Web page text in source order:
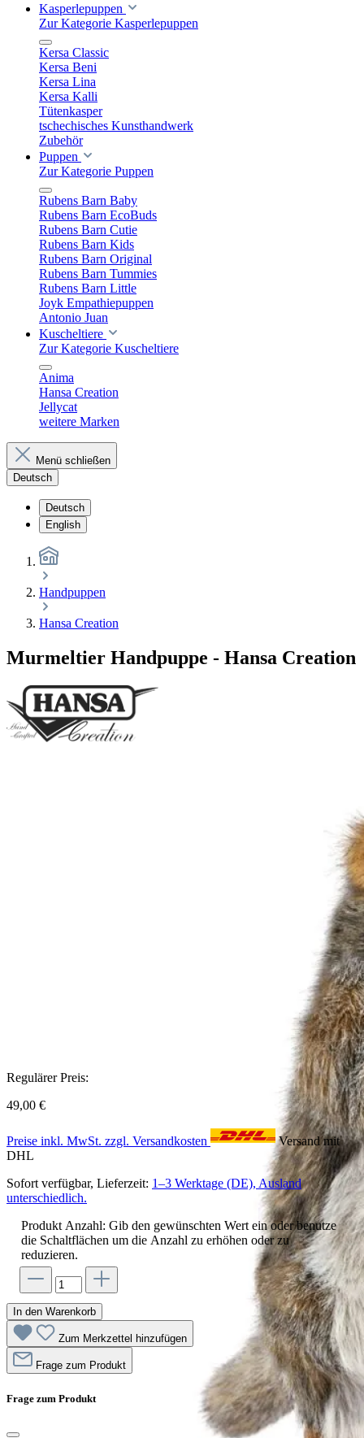
Kasperlepuppen
Zur Kategorie Kasperlepuppen
Kersa Classic
Kersa Beni
Kersa Lina
Kersa Kalli
Tütenkasper
tschechisches Kunsthandwerk
Zubehör
Puppen
Zur Kategorie Puppen
Rubens Barn Baby
Rubens Barn EcoBuds
Rubens Barn Cutie
Rubens Barn Kids
Rubens Barn Original
Rubens Barn Tummies
Rubens Barn Little
Joyk Empathiepuppen
Antonio Juan
Kuscheltiere
Zur Kategorie Kuscheltiere
Anima
Hansa Creation
Jellycat
weitere Marken
Menü schließen
Deutsch
Deutsch
English
Handpuppen
Hansa Creation
Murmeltier Handpuppe - Hansa Creation
Regulärer Preis:
49,00 €
Preise inkl. MwSt. zzgl. Versandkosten
Versand mit
DHL
Sofort verfügbar, Lieferzeit: 1–3 Werktage (DE), Ausland
unterschiedlich.
Produkt Anzahl: Gib den gewünschten Wert ein oder benutze
die Schaltflächen um die Anzahl zu erhöhen oder zu
reduzieren.
In den Warenkorb
Zum Merkzettel hinzufügen
Frage zum Produkt
Frage zum Produkt